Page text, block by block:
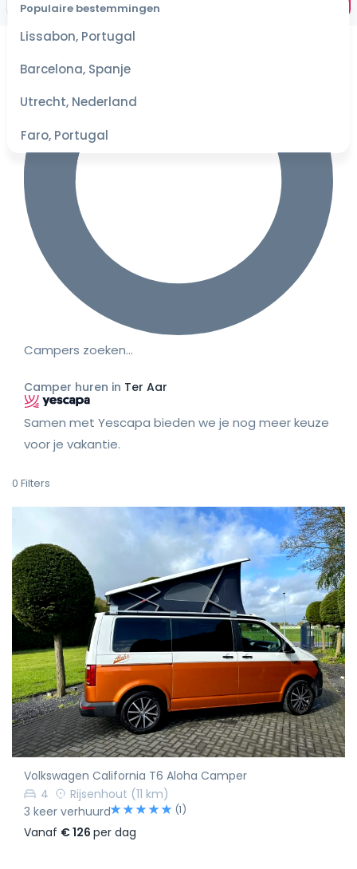
Populaire bestemmingen
Lissabon, Portugal
Barcelona, Spanje
Utrecht, Nederland
Faro, Portugal
Selecteer
datum
beste
Campers zoeken…
Camper huren in Ter Aar
Samen met Yescapa bieden we je nog meer keuze
voor je vakantie.
0 Filters
Volkswagen California T6 Aloha Camper
4
Rijsenhout (11 km)
3 keer verhuurd
(1)
Vanaf € 126 per dag